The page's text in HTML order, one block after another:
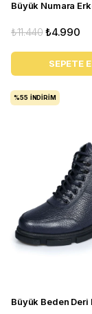
₺4.990
₺11.440
SEPETE
%55 İNDIRIM